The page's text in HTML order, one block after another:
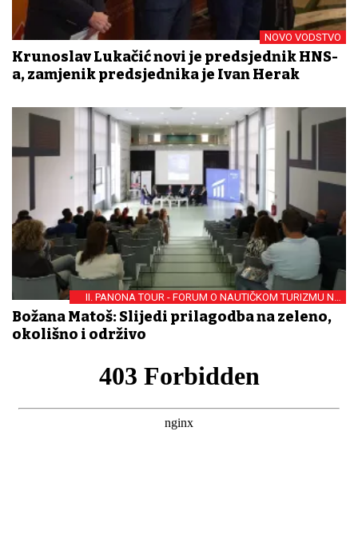
NOVO VODSTVO
Krunoslav Lukačić novi je predsjednik HNS-
a, zamjenik predsjednika je Ivan Herak
II. PANONA TOUR - FORUM O NAUTIČKOM TURIZMU NA
KONTINENTU
Božana Matoš: Slijedi prilagodba na zeleno,
okolišno i održivo